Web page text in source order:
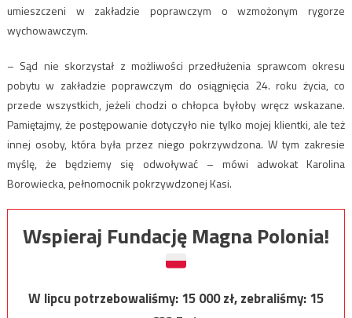
umieszczeni w zakładzie poprawczym o wzmożonym rygorze
wychowawczym.
– Sąd nie skorzystał z możliwości przedłużenia sprawcom okresu
pobytu w zakładzie poprawczym do osiągnięcia 24. roku życia, co
przede wszystkich, jeżeli chodzi o chłopca byłoby wręcz wskazane.
Pamiętajmy, że postępowanie dotyczyło nie tylko mojej klientki, ale też
innej osoby, która była przez niego pokrzywdzona. W tym zakresie
myślę, że będziemy się odwoływać – mówi adwokat Karolina
Borowiecka, pełnomocnik pokrzywdzonej Kasi.
Wspieraj Fundację Magna Polonia!
W lipcu potrzebowaliśmy:15 000zł, zebraliśmy:15